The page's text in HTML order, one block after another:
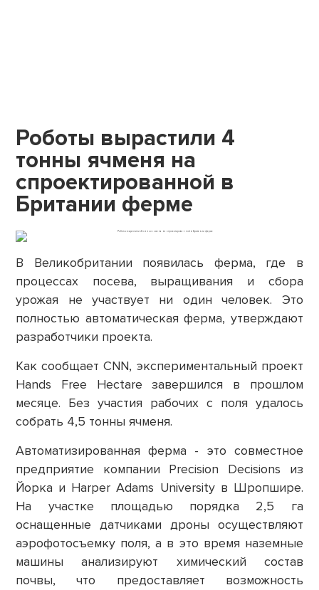
Роботы вырастили 4
тонны ячменя на
спроектированной в
Британии ферме
В Великобритании появилась ферма, где в
процессах посева, выращивания и сбора
урожая не участвует ни один человек. Это
полностью автоматическая ферма, утверждают
разработчики проекта.
Как сообщает CNN, экспериментальный проект
Hands Free Hectare завершился в прошлом
месяце. Без участия рабочих с поля удалось
собрать 4,5 тонны ячменя.
Автоматизированная ферма - это совместное
предприятие компании Precision Decisions из
Йорка и Harper Adams University в Шропшире.
На участке площадью порядка 2,5 га
оснащенные датчиками дроны осуществляют
аэрофотосъемку поля, а в это время наземные
машины анализируют химический состав
почвы, что предоставляет возможность